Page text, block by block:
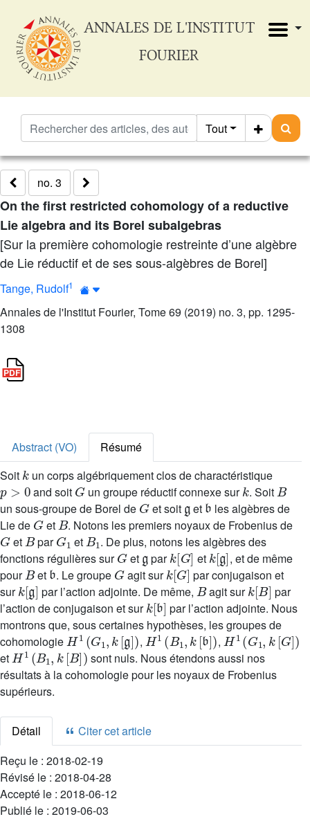
ANNALES DE L'INSTITUT
FOURIER
Tout
no. 3
On the first restricted cohomology of a reductive
Lie algebra and its Borel subalgebras
[Sur la première cohomologie restreinte d’une algèbre
de Lie réductif et de ses sous-algèbres de Borel]
Tange, Rudolf1
Annales de l'Institut Fourier, Tome 69 (2019) no. 3, pp. 1295-
1308
Abstract (VO)
Résumé
Soit
k
un corps algébriquement clos de charactéristique
p>0
and soit
G
un groupe réductif connexe sur
k
. Soit
un sous-groupe de Borel de
G
et soit
𝔤
et
𝔟
les algèbres de
Lie de
G
et
B
. Notons les premiers noyaux de Frobenius de
G
et
B
par
G1
et
B1
. De plus, notons les algèbres des
fonctions régulières sur
G
et
𝔤
par
k[G]
et
k[𝔤]
, et de même
pour
B
et
𝔟
. Le groupe
G
agit sur
k[G]
par conjugaison et
sur
k [𝔤]
par l’action adjointe. De même,
B
agit sur
k[B]
par
l’action de conjugaison et sur
k[𝔟]
par l’action adjointe. Nous
montrons que, sous certaines hypothèses, les groupes de
cohomologie
H1(G1,k[𝔤])
,
H1(B1,k[𝔟] )
,
H1(G1,k[G
et
H1(B1,k[B])
sont nuls. Nous étendons aussi nos
résultats à la cohomologie pour les noyaux de Frobenius
supérieurs.
Détail
Citer cet article
Reçu le : 2018-02-19
Révisé le : 2018-04-28
Accepté le : 2018-06-12
Publié le : 2019-06-03